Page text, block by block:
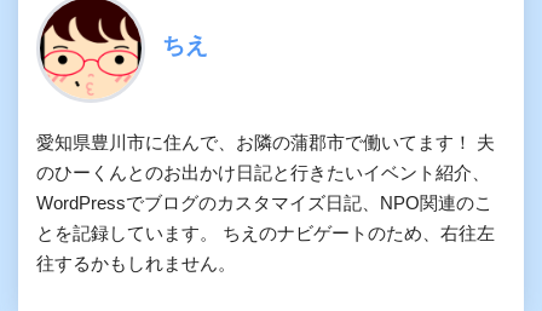
ちえ
愛知県豊川市に住んで、お隣の蒲郡市で働いてます！ 夫
のひーくんとのお出かけ日記と行きたいイベント紹介、
WordPressでブログのカスタマイズ日記、NPO関連のこ
とを記録しています。 ちえのナビゲートのため、右往左
往するかもしれません。